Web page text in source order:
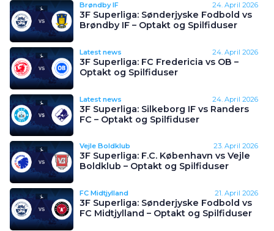
Brøndby IF 24. April 2026
3F Superliga: Sønderjyske Fodbold vs
Brøndby IF – Optakt og Spilfiduser
Latest news 24. April 2026
3F Superliga: FC Fredericia vs OB –
Optakt og Spilfiduser
Latest news 24. April 2026
3F Superliga: Silkeborg IF vs Randers
FC – Optakt og Spilfiduser
Vejle Boldklub 23. April 2026
3F Superliga: F.C. København vs Vejle
Boldklub – Optakt og Spilfiduser
FC Midtjylland 21. April 2026
3F Superliga: Sønderjyske Fodbold vs
FC Midtjylland – Optakt og Spilfiduser